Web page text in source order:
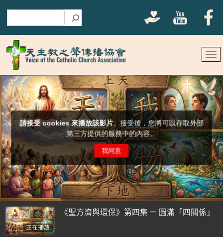
正在播放
《聖方濟與環保》第四集 — 圓滿「四關係」